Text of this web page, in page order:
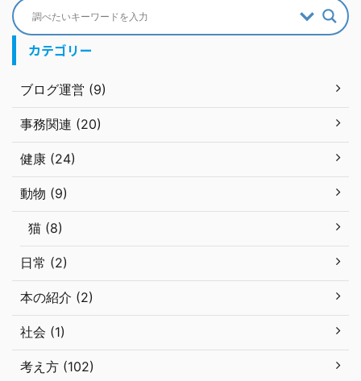
カテゴリー
ブログ運営 (9)
事務関連 (20)
健康 (24)
動物 (9)
猫 (8)
日常 (2)
本の紹介 (2)
社会 (1)
考え方 (102)